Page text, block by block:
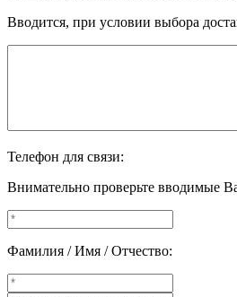
Вводится, при условии выбора
Телефон для связи:
Внимательно проверьте вводимые
Фамилия / Имя / Отчество: